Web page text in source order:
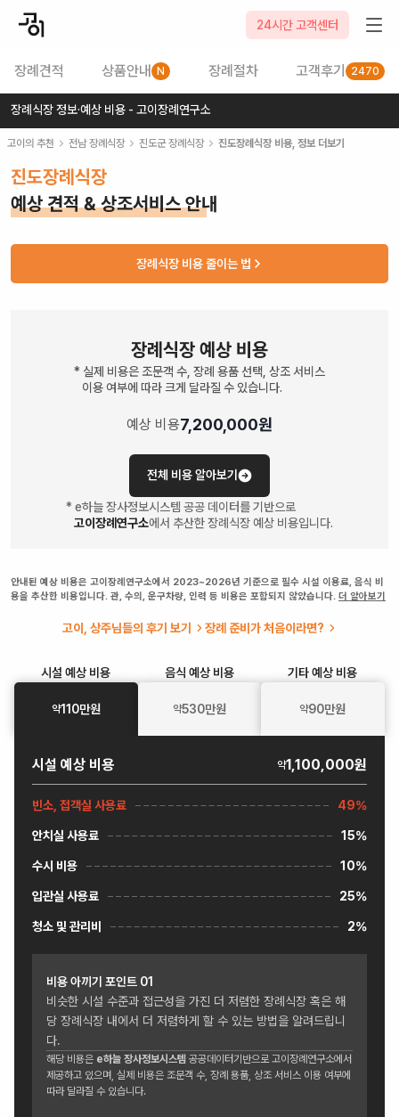
24시간 고객센터
장례견적 상품안내 N 장례절차 고객후기 2470
장례식장 정보·예상 비용 - 고이장례연구소
고이의 추천 전남장례식장 진도군장례식장 진도장례식장비용, 정보 더보기
진도장례식장
예상 견적 & 상조서비스 안내
장례식장 비용 줄이는 법
장례식장 예상 비용
* 실제 비용은 조문객 수, 장례 용품 선택, 상조 서비스
이용 여부에 따라 크게 달라질 수 있습니다.
예상 비용7,200,000원
전체 비용 알아보기
* e하늘 장사정보시스템 공공 데이터를 기반으로
고이장례연구소에서 추산한 장례식장 예상 비용입니다.
안내된 예상 비용은 고이장례연구소에서 2023~2026년 기준으로 필수 시설 이용료, 음식 비
용을 추산한 비용입니다. 관, 수의, 운구차량, 인력 등 비용은 포함되지 않았습니다. 더 알아보기
고이, 상주님들의 후기 보기 장례 준비가 처음이라면?
시설 예상 비용
약110만원
음식 예상 비용
약530만원
기타예상 비용
약90만원
시설 예상 비용 약1,100,000원
빈소, 접객실 사용료 49%
안치실 사용료 15%
수시 비용 10%
입관실 사용료 25%
청소 및 관리비 2%
비용 아끼기 포인트 01
비슷한 시설 수준과 접근성을 가진 더 저렴한 장례식장 혹은 해
당 장례식장 내에서 더 저렴하게 할 수 있는 방법을 알려드립니
다.
해당 비용은 e하늘 장사정보시스템 공공데이터기반으로 고이장례연구소에서
제공하고 있으며, 실제 비용은 조문객 수, 장례 용품, 상조 서비스 이용 여부에
따라 달라질 수 있습니다.